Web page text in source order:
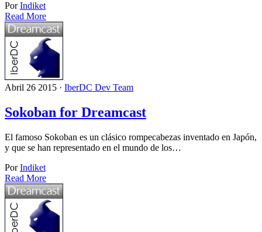
PorIndiket
Read More
Abril 26 2015 · IberDC Dev Team
Sokoban for Dreamcast
El famoso Sokoban es un clásico rompecabezas inventado en Japón,
y que se han representado en el mundo de los…
PorIndiket
Read More